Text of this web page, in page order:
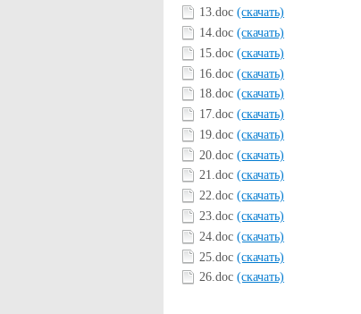
13.doc (скачать)
14.doc (скачать)
15.doc (скачать)
16.doc (скачать)
18.doc (скачать)
17.doc (скачать)
19.doc (скачать)
20.doc (скачать)
21.doc (скачать)
22.doc (скачать)
23.doc (скачать)
24.doc (скачать)
25.doc (скачать)
26.doc (скачать)